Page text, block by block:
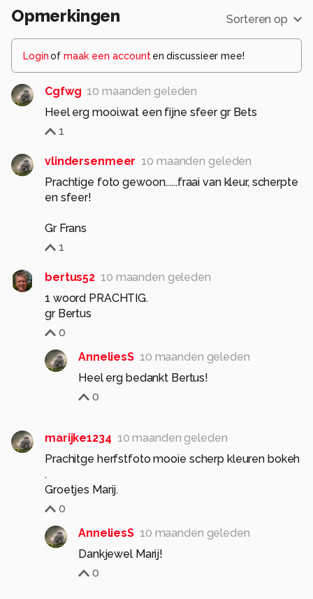
Opmerkingen Sorteren op
Loginof maak een account en discussieer mee!
Cgfwg 10 maanden geleden
Heel erg mooi.wat een fijne sfeer gr Bets
1
vlindersenmeer 10 maanden geleden
Prachtige foto gewoon......fraai van kleur, scherpte
en sfeer!
Gr Frans
1
bertus52 10 maanden geleden
1 woord PRACHTIG.
gr Bertus
0
AnneliesS 10 maanden geleden
Heel erg bedankt Bertus!
0
marijke1234 10 maanden geleden
Prachitge herfstfoto mooie scherp kleuren bokeh
.
Groetjes Marij.
0
AnneliesS 10 maanden geleden
Dankjewel Marij!
0